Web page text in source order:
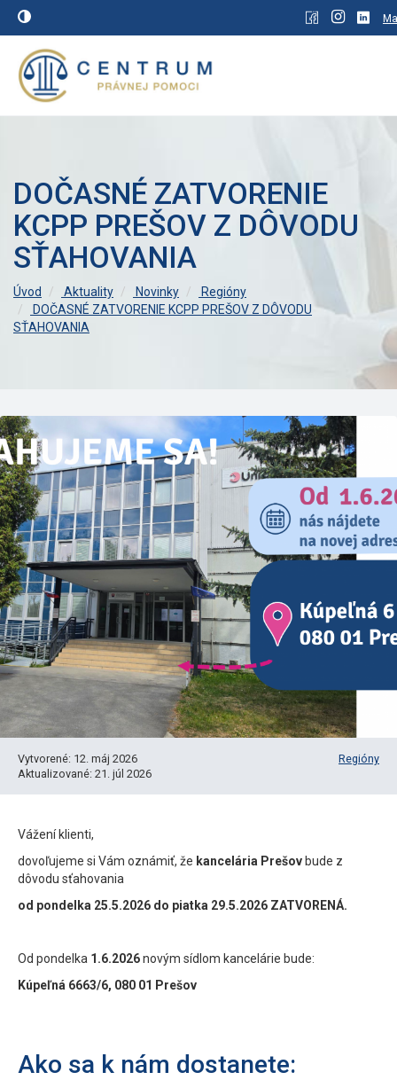
DOČASNÉ ZATVORENIE
KCPP PREŠOV Z DÔVODU
SŤAHOVANIA
Úvod Aktuality Novinky
Regióny
DOČASNÉ ZATVORENIE KCPP PREŠOV Z DÔVODU
SŤAHOVANIA
Vytvorené: 12. máj 2026
Aktualizované: 21. júl 2026
Regióny
Vážení klienti,
dovoľujeme si Vám oznámiť, že kancelária Prešov bude z
dôvodu sťahovania
od pondelka 25.5.2026 do piatka 29.5.2026 ZATVORENÁ.
Od pondelka 1.6.2026novým sídlom kancelárie bude:
Kúpeľná 6663/6, 080 01 Prešov
Ako sa k nám dostanete: